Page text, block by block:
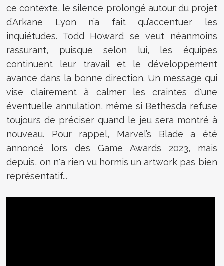
ce contexte, le silence prolongé autour du projet
d’Arkane Lyon n’a fait qu’accentuer les
inquiétudes. Todd Howard se veut néanmoins
rassurant, puisque selon lui, les équipes
continuent leur travail et le développement
avance dans la bonne direction. Un message qui
vise clairement à calmer les craintes d'une
éventuelle annulation, même si Bethesda refuse
toujours de préciser quand le jeu sera montré à
nouveau. Pour rappel, Marvel’s Blade a été
annoncé lors des Game Awards 2023, mais
depuis, on n'a rien vu hormis un artwork pas bien
représentatif...